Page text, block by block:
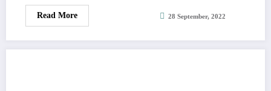
Read More 28 September, 2022